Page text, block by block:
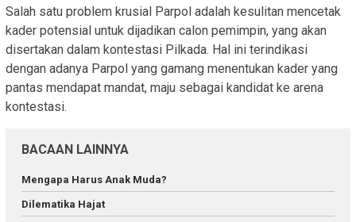
Salah satu problem krusial Parpol adalah kesulitan mencetak
kader potensial untuk dijadikan calon pemimpin, yang akan
disertakan dalam kontestasi Pilkada. Hal ini terindikasi
dengan adanya Parpol yang gamang menentukan kader yang
pantas mendapat mandat, maju sebagai kandidat ke arena
kontestasi.
BACAAN LAINNYA
Mengapa Harus Anak Muda?
Dilematika Hajat